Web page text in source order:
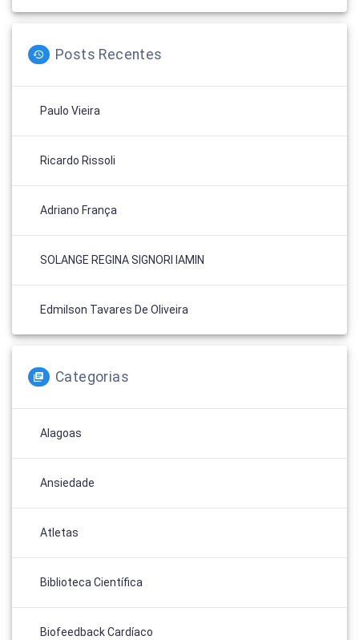
Posts Recentes
Paulo Vieira
Ricardo Rissoli
Adriano França
SOLANGE REGINA SIGNORI IAMIN
Edmilson Tavares De Oliveira
Categorias
Alagoas
Ansiedade
Atletas
Biblioteca Científica
Biofeedback Cardíaco